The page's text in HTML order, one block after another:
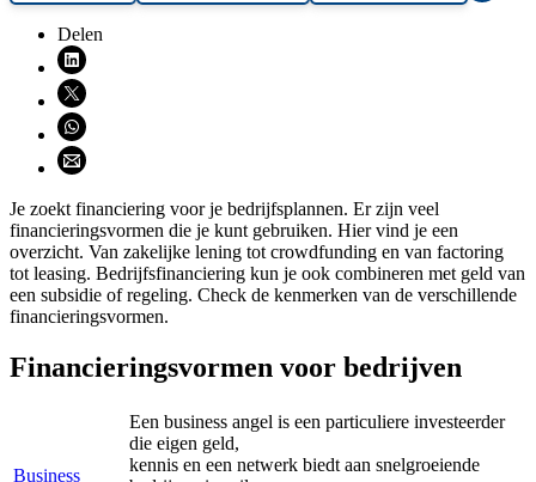
Delen
Deel via LinkedIn (opent nieuw venster)
Deel via X (opent nieuw venster)
Deel via WhatsApp (opent WhatsApp)
Deel via email (opent email programma)
Je zoekt financiering voor je bedrijfsplannen. Er zijn veel
financieringsvormen die je kunt gebruiken. Hier vind je een
overzicht. Van zakelijke lening tot crowdfunding en van factoring
tot leasing. Bedrijfsfinanciering kun je ook combineren met geld van
een subsidie of regeling. Check de kenmerken van de verschillende
financieringsvormen.
Financieringsvormen voor bedrijven
Business
Een business angel is een particuliere investeerder
die eigen geld,
kennis en een netwerk biedt aan snelgroeiende